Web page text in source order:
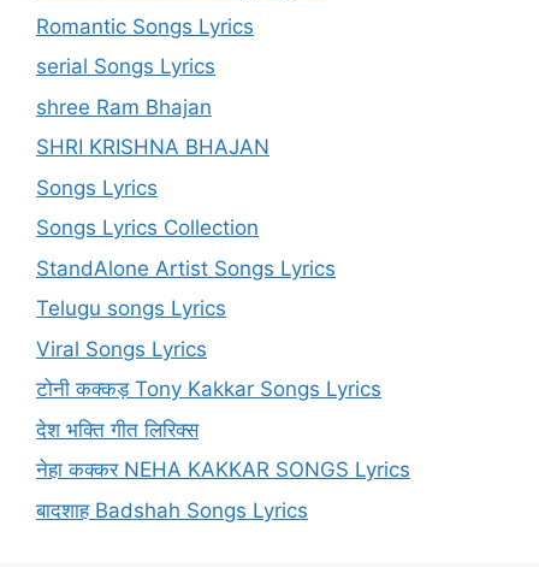
Romantic Songs Lyrics
serial Songs Lyrics
shree Ram Bhajan
SHRI KRISHNA BHAJAN
Songs Lyrics
Songs Lyrics Collection
StandAlone Artist Songs Lyrics
Telugu songs Lyrics
Viral Songs Lyrics
टोनी कक्कड़ Tony Kakkar Songs Lyrics
देश भक्ति गीत लिरिक्स
नेहा कक्कर NEHA KAKKAR SONGS Lyrics
बादशाह Badshah Songs Lyrics